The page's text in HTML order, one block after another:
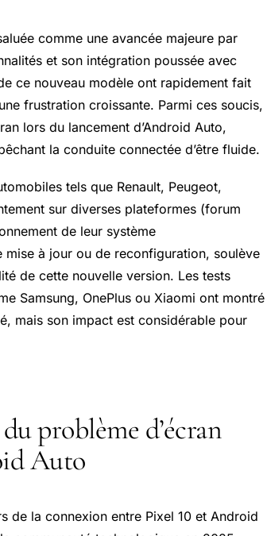
comme une avancée majeure par
et son intégration poussée avec
ce nouveau modèle ont rapidement fait
frustration croissante. Parmi ces soucis,
lors du lancement d’Android Auto,
la conduite connectée d’être fluide.
tels que Renault, Peugeot,
sur diverses plateformes (forum
de leur système
mise à jour ou de reconfiguration, soulève
de cette nouvelle version. Les tests
Samsung, OnePlus ou Xiaomi ont montré
mais son impact est considérable pour
problème d’écran
Auto
de la connexion entre Pixel 10 et Android